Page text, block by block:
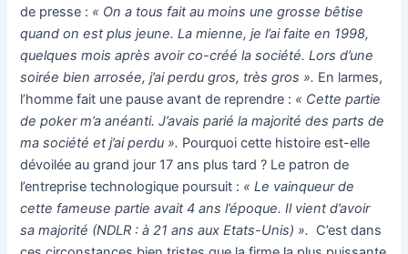
de presse : « On a tous fait au moins une grosse bêtise
quand on est plus jeune. La mienne, je l’ai faite en 1998,
quelques mois après avoir co-créé la société. Lors d’une
soirée bien arrosée, j’ai perdu gros, très gros ». En larmes,
l’homme fait une pause avant de reprendre : « Cette partie
de poker m’a anéanti. J’avais parié la majorité des parts de
ma société et j’ai perdu ». Pourquoi cette histoire est-elle
dévoilée au grand jour 17 ans plus tard ? Le patron de
l’entreprise technologique poursuit : « Le vainqueur de
cette fameuse partie avait 4 ans l’époque. Il vient d’avoir
sa majorité (NDLR : à 21 ans aux Etats-Unis) ». C’est dans